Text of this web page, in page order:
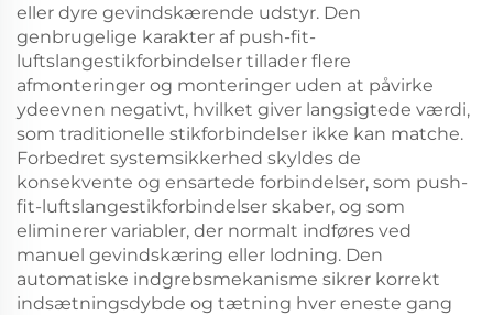
eller dyre gevindskærende udstyr. Den
genbrugelige karakter af push-fit-
luftslangestikforbindelser tillader flere
afmonteringer og monteringer uden at påvirke
ydeevnen negativt, hvilket giver langsigtede værdi,
som traditionelle stikforbindelser ikke kan matche.
Forbedret systemsikkerhed skyldes de
konsekvente og ensartede forbindelser, som push-
fit-luftslangestikforbindelser skaber, og som
eliminerer variabler, der normalt indføres ved
manuel gevindskæring eller lodning. Den
automatiske indgrebsmekanisme sikrer korrekt
indsætningsdybde og tætning hver eneste gang